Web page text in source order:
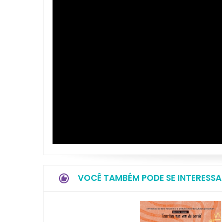
VOCÊ TAMBÉM PODE SE